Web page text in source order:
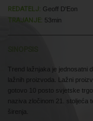
REDATELJ: Geoff D'Eon
TRAJANJE: 53min
Trend lažnjaka je jednosatni
lažnih proizvoda. Lažni
gotovo 10 posto svjetske
naziva zločinom 21. stoljeća
širenja.